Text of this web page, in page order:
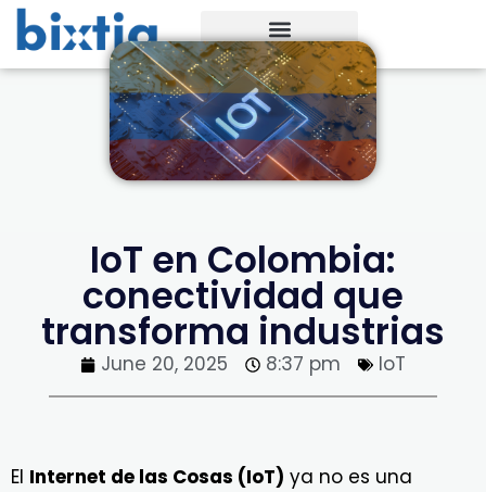
IoT en Colombia:
conectividad que
transforma industrias
June 20, 2025 8:37 pm IoT
El Internet de las Cosas (IoT) ya no es una